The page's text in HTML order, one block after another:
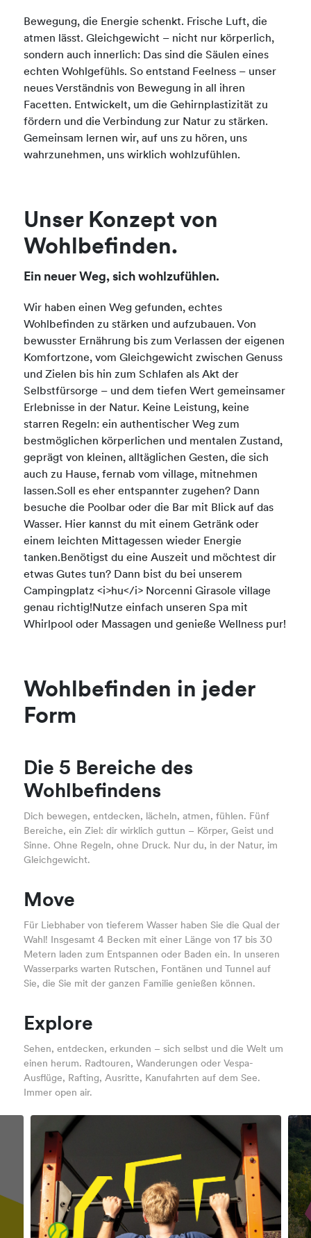
Bewegung, die Energie schenkt. Frische Luft, die
atmen lässt. Gleichgewicht – nicht nur körperlich,
sondern auch innerlich: Das sind die Säulen eines
echten Wohlgefühls. So entstand Feelness – unser
neues Verständnis von Bewegung in all ihren
Facetten. Entwickelt, um die Gehirnplastizität zu
fördern und die Verbindung zur Natur zu stärken.
Gemeinsam lernen wir, auf uns zu hören, uns
wahrzunehmen, uns wirklich wohlzufühlen.
Unser Konzept von
Wohlbefinden.
Ein neuer Weg, sich wohlzufühlen.
Wir haben einen Weg gefunden, echtes
Wohlbefinden zu stärken und aufzubauen. Von
bewusster Ernährung bis zum Verlassen der eigenen
Komfortzone, vom Gleichgewicht zwischen Genuss
und Zielen bis hin zum Schlafen als Akt der
Selbstfürsorge – und dem tiefen Wert gemeinsamer
Erlebnisse in der Natur. Keine Leistung, keine
starren Regeln: ein authentischer Weg zum
bestmöglichen körperlichen und mentalen Zustand,
geprägt von kleinen, alltäglichen Gesten, die sich
auch zu Hause, fernab vom village, mitnehmen
lassen.Soll es eher entspannter zugehen? Dann
besuche die Poolbar oder die Bar mit Blick auf das
Wasser. Hier kannst du mit einem Getränk oder
einem leichten Mittagessen wieder Energie
tanken.Benötigst du eine Auszeit und möchtest dir
etwas Gutes tun? Dann bist du bei unserem
Campingplatz <i>hu</i> Norcenni Girasole village
genau richtig!Nutze einfach unseren Spa mit
Whirlpool oder Massagen und genieße Wellness pur!
Wohlbefinden in jeder
Form
Die 5 Bereiche des
Wohlbefindens
Dich bewegen, entdecken, lächeln, atmen, fühlen. Fünf
Bereiche, ein Ziel: dir wirklich guttun – Körper, Geist und
Sinne. Ohne Regeln, ohne Druck. Nur du, in der Natur, im
Gleichgewicht.
Move
Für Liebhaber von tieferem Wasser haben Sie die Qual der
Wahl! Insgesamt 4 Becken mit einer Länge von 17 bis 30
Metern laden zum Entspannen oder Baden ein. In unseren
Wasserparks warten Rutschen, Fontänen und Tunnel auf
Sie, die Sie mit der ganzen Familie genießen können.
Explore
Sehen, entdecken, erkunden – sich selbst und die Welt um
einen herum. Radtouren, Wanderungen oder Vespa-
Ausflüge, Rafting, Ausritte, Kanufahrten auf dem See.
Immer open air.